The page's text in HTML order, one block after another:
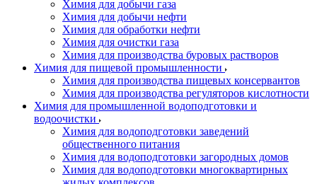
Химия для добычи газа
Химия для добычи нефти
Химия для обработки нефти
Химия для очистки газа
Химия для производства буровых растворов
Химия для пищевой промышленности
Химия для производства пищевых консервантов
Химия для производства регуляторов кислотности
Химия для промышленной водоподготовки и
водоочистки
Химия для водоподготовки заведений
общественного питания
Химия для водоподготовки загородных домов
Химия для водоподготовки многоквартирных